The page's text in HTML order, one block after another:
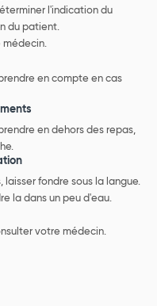
l'indication du
du patient.
médecin.
en compte en cas
en dehors des repas,
laisser fondre sous la langue.
la dans un peu d'eau.
votre médecin.